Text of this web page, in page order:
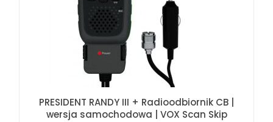
PRESIDENT RANDY III + Radioodbiornik CB |
wersja samochodowa | VOX Scan Skip